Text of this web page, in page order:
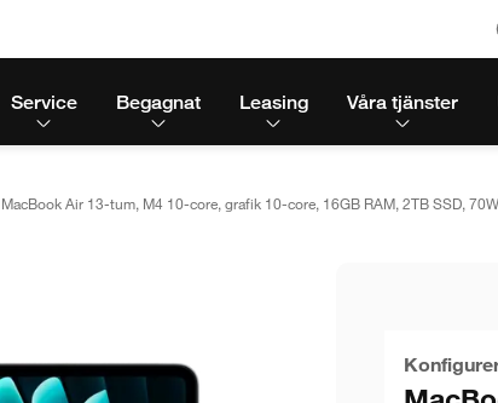
Service Begagnat Leasing Våra tjänster
MacBook Air 13-tum, M4 10-core, grafik 10-core, 16GB RAM, 2TB SSD,